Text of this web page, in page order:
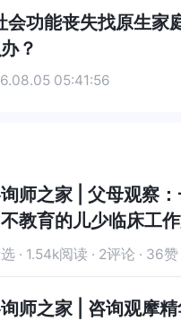
学，也是非常有帮助
堂老师的叙事疗法、
杨发辉老师的CBT认知
行的路上，同时疗愈创
学，也是非常有帮助
堂老师的叙事疗法、
杨发辉老师的CBT认知
行的路上，同时疗愈创
不再需要任何人的帮助
排，你只听自己的。
尊重你的想法和边界，
助。如果有需要你会提
。如果有可能，和爸爸
现在的想法和决定，
式上的行为方式来给
和过去再见了，就要
爸爸，相信你的咨询师
任何人的帮助，更不会
听自己的。同时，也
想法和边界，不要给不
有需要你会提出来的。
有可能，和爸爸找个机
法和决定，等等，这
为方式来给自己一个
了，就要去做想成为
你的咨询师也会给你
？
05:41:56
师之家 | 父母观察
教育的儿少临床工
· 1.54k阅读 · 2评论 · 36赞
师之家 | 咨询观摩精